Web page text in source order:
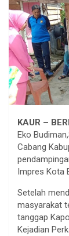
KAUR –
Eko
Cabang
Impres Kota
Setelah
masyarakat
tanggap
Kejadian